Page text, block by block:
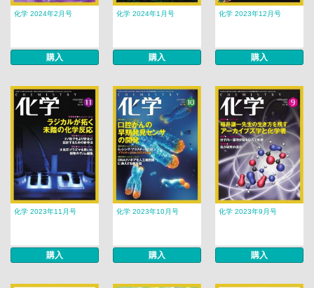
化学 2024年2月号
購入
化学 2024年1月号
購入
化学 2023年12月号
購入
化学 2023年11月号
購入
化学 2023年10月号
購入
化学 2023年9月号
購入